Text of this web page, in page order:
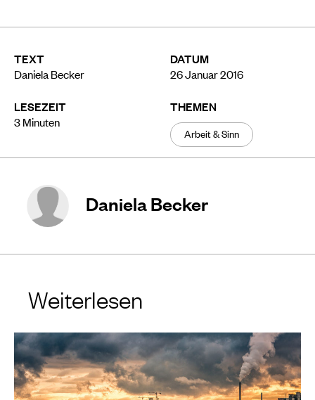
TEXT
Daniela Becker
LESEZEIT
3Minuten
DATUM
26 Januar 2016
THEMEN
Arbeit & Sinn
Daniela Becker
Weiterlesen